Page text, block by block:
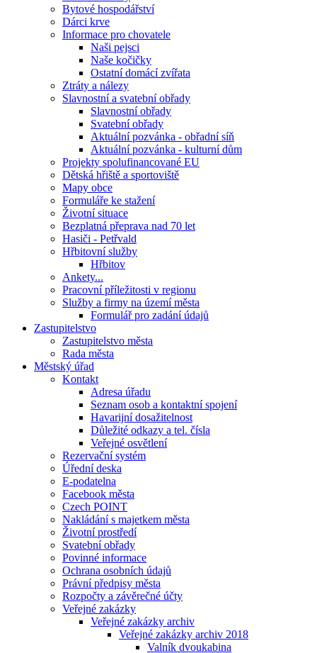
Bytové hospodářství
Dárci krve
Informace pro chovatele
Naši pejsci
Naše kočičky
Ostatní domácí zvířata
Ztráty a nálezy
Slavnostní a svatební obřady
Slavnostní obřady
Svatební obřady
Aktuální pozvánka - obřadní síň
Aktuální pozvánka - kulturní dům
Projekty spolufinancované EU
Dětská hřiště a sportoviště
Mapy obce
Formuláře ke stažení
Životní situace
Bezplatná přeprava nad 70 let
Hasiči - Petřvald
Hřbitovní služby
Hřbitov
Ankety...
Pracovní příležitosti v regionu
Služby a firmy na území města
Formulář pro zadání údajů
Zastupitelstvo
Zastupitelstvo města
Rada města
Městský úřad
Kontakt
Adresa úřadu
Seznam osob a kontaktní spojení
Havarijní dosažitelnost
Důležité odkazy a tel. čísla
Veřejné osvětlení
Rezervační systém
Úřední deska
E-podatelna
Facebook města
Czech POINT
Nakládání s majetkem města
Životní prostředí
Svatební obřady
Povinné informace
Ochrana osobních údajů
Právní předpisy města
Rozpočty a závěrečné účty
Veřejné zakázky
Veřejné zakázky archiv
Veřejné zakázky archiv 2018
Valník dvoukabina